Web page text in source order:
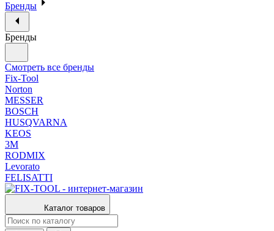
Бренды
Бренды
Смотреть все бренды
Fix-Tool
Norton
MESSER
BOSCH
HUSQVARNA
KEOS
3М
RODMIX
Levorato
FELISATTI
Каталог товаров